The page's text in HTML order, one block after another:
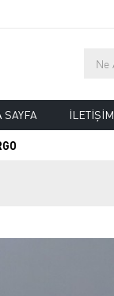
SAYFA İLETIŞIM